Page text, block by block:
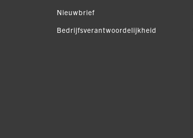
Nieuwbrief
Bedrijfsverantwoordelijkheid